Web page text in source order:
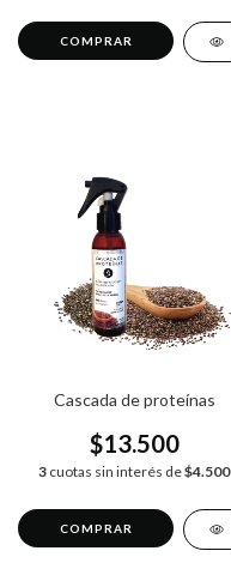
Cascada de proteínas
$13.500
3 cuotas sin interés de$4.500